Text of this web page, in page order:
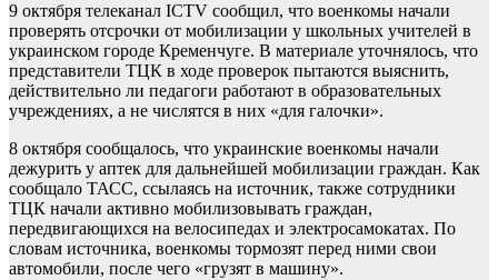
9 октября телеканал ICTV сообщил, что военкомы начали
проверять отсрочки от мобилизации у школьных учителей в
украинском городе Кременчуге. В материале уточнялось, что
представители ТЦК в ходе проверок пытаются выяснить,
действительно ли педагоги работают в образовательных
учреждениях, а не числятся в них «для галочки».
8 октября сообщалось, что украинские военкомы начали
дежурить у аптек для дальнейшей мобилизации граждан. Как
сообщало ТАСС, ссылаясь на источник, также сотрудники
ТЦК начали активно мобилизовывать граждан,
передвигающихся на велосипедах и электросамокатах. По
словам источника, военкомы тормозят перед ними свои
автомобили, после чего «грузят в машину».